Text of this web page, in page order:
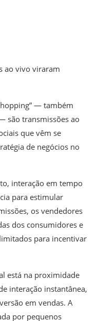
ao vivo viraram
— também
são transmissões ao
que vêm se
de negócios no
interação em tempo
para estimular
os vendedores
dos consumidores e
para incentivar
está na proximidade
interação instantânea,
em vendas. A
por pequenos